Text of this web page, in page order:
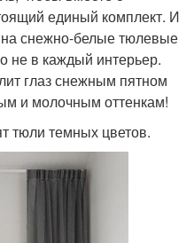
единый комплект. И
на снежно-белые тюлевые
не в каждый интерьер.
глаз снежным пятном
и молочным оттенкам!
тюли темных цветов.